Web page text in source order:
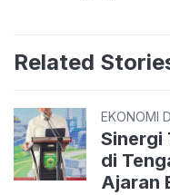
Related
EKONOMI
Sinergi
di
Ajaran